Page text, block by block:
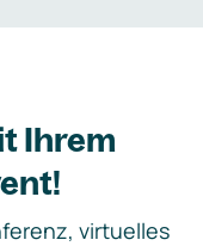
Ihrem
virtuelles